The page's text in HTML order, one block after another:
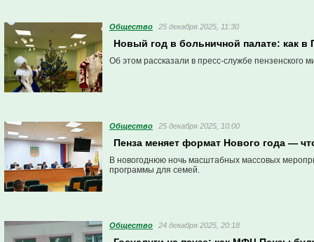
Общество 25 декабря 2025, 11:30
Новый год в больничной палате: как в
Об этом рассказали в пресс-службе пензенского
Общество 25 декабря 2025, 10:00
Пенза меняет формат Нового года —
В новогоднюю ночь масштабных массовых
программы для семей.
Общество 24 декабря 2025, 20:18